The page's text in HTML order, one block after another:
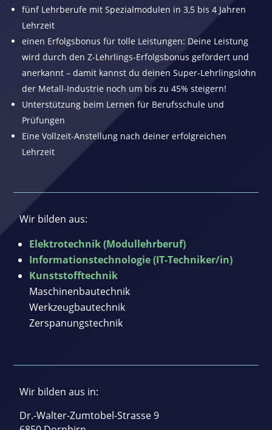
fünf Lehrberufe mit Spezialmodulen in 3,5 bis 4 Jahren
Lehrzeit
einen Erfolgsbonus für tolle Leistungen: Deine Leistung
wird durch den Z-Lehrlings-Erfolgsbonus gefördert und
anerkannt – damit kannst du deinen Super-Lehrlingslohn
der Metall-Industrie noch um bis zu 45% steigern!
Unterstützung beim Lernen für Berufsschule und
Prüfungen
Eine Vollzeit-Anstellung nach deiner erfolgreichen
Lehrzeit
Wir bilden aus:
Elektrotechnik (Modullehrberuf)
Informationstechnologie (IT-Techniker/in)
Kunststofftechnik
Maschinenbautechnik
Werkzeugbautechnik
Zerspanungstechnik
Wir bilden aus in:
Dr.-Walter-Zumtobel-Strasse 9